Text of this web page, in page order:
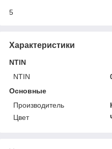
5
Характеристики
NTIN
NTIN
Основные
Производитель
Цвет